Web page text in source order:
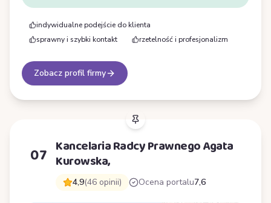
indywidualne podejście do klienta
sprawny i szybki kontakt
rzetelność i profesjonalizm
Zobacz profil firmy
07 Kancelaria Radcy Prawnego Agata
Kurowska,
4,9(46 opinii) Ocena portalu7,6